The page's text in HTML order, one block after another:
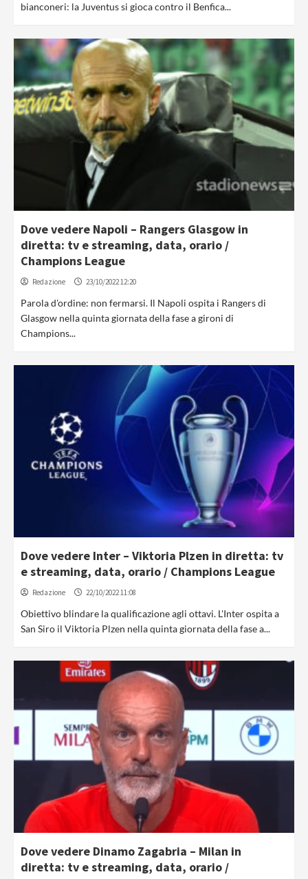
bianconeri: la Juventus si gioca contro il Benfica...
Dove vedere Napoli – Rangers Glasgow in
diretta: tv e streaming, data, orario /
Champions League
Redazione 23/10/2022 12:20
Parola d'ordine: non fermarsi. Il Napoli ospita i Rangers di
Glasgow nella quinta giornata della fase a gironi di
Champions...
Dove vedere Inter – Viktoria Plzen in diretta: tv
e streaming, data, orario / Champions League
Redazione 22/10/2022 11:08
Obiettivo blindare la qualificazione agli ottavi. L'Inter ospita a
San Siro il Viktoria Plzen nella quinta giornata della fase a...
Dove vedere Dinamo Zagabria – Milan in
diretta: tv e streaming, data, orario /